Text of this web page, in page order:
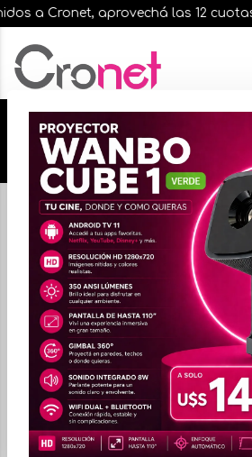
a Cronet, aprovechá las 12 cuotas,
🔥🔥🔥 12 cuotas, en todos
comprando antes de las 13
día 🔥🔥🔥
Inicio
IMPRESORAS
IMPRESORAS DE CHORRO DE
FILTRAR